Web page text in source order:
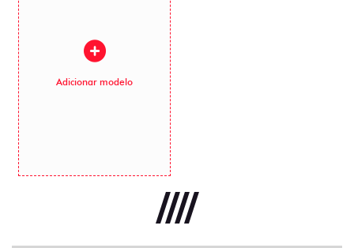
Adicionar modelo